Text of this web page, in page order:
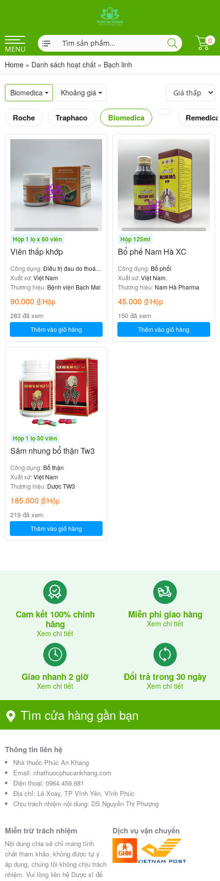
MENU
0
Home » Danh sách hoạt chất » Bạch linh
Biomedica Khoảng giá
Roche Traphaco Biomedica Remedica
Hộp 1 lọ x 60 viên
Viên thấp khớp
Công dụng:Điều trị đau do thoái
hóa khớp, viêm khớp
Xuất xứ:Việt Nam
Thương hiệu: Bệnh viện Bạch Mai
90.000 ₫/Hộp
283 đã xem
Thêm vào giỏ hàng
Hộp 125ml
Bổ phế Nam Hà XC
Công dụng: Bổ phổi
Xuất xứ:Việt Nam.
Thương hiệu: Nam Hà Pharma
45.000 ₫/Hộp
150 đã xem
Thêm vào giỏ hàng
Hộp 1 lọ 30 viên
Sâm nhung bổ thận Tw3
Công dụng: Bổ thận
Xuất xứ:Việt Nam
Thương hiệu: Dược TW3
185.000 ₫/Hộp
219 đã xem
Thêm vào giỏ hàng
Cam kết 100% chính
hãng
Xem chi tiết
Miễn phí giao hàng
Xem chi tiết
Giao nhanh 2 giờ
Xem chi tiết
Đổi trả trong 30 ngày
Xem chi tiết
Tìm cửa hàng gần bạn
Thông tin liên hệ
Nhà thuốc Phúc An Khang
Email: nhathuocphucankhang.com
Điện thoại: 0964.459.681
Địa chỉ: Lê Xoay, TP Vĩnh Yên, Vĩnh Phúc
Chịu trách nhiệm nội dung: DS Nguyễn Thị Phượng
Miễn trừ trách nhiệm
Nội dung chia sẻ chỉ mang tính
chất tham khảo, không được tự ý
áp dụng, chúng tôi không chịu trách
nhiệm. Vui lòng liên hệ Dược sĩ để
Dịch vụ vận chuyển